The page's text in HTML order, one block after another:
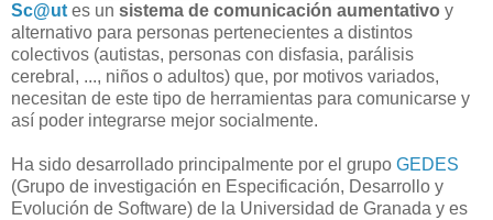
Sc@utes un sistema de comunicación aumentativo y
alternativo para personas pertenecientes a distintos
colectivos (autistas, personas con disfasia, parálisis
cerebral, ..., niños o adultos) que, por motivos variados,
necesitan de este tipo de herramientas para comunicarse y
así poder integrarse mejor socialmente.
Ha sido desarrollado principalmente por el grupo GEDES
(Grupo de investigación en Especificación, Desarrollo y
Evolución de Software) de la Universidad de Granada y es